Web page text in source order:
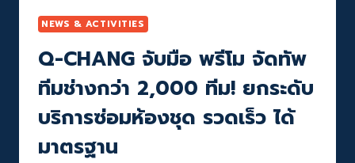
ตั้ง
จบ
ใน
คลิก
ตั้ง
โต
NEWS & ACTIVITIES
Q-CHANG จับมือ พรีโม จัดทัพ
ทีมช่างกว่า 2,000 ทีม! ยกระดับ
บริการซ่อมห้องชุด รวดเร็ว ได้
มาตรฐาน